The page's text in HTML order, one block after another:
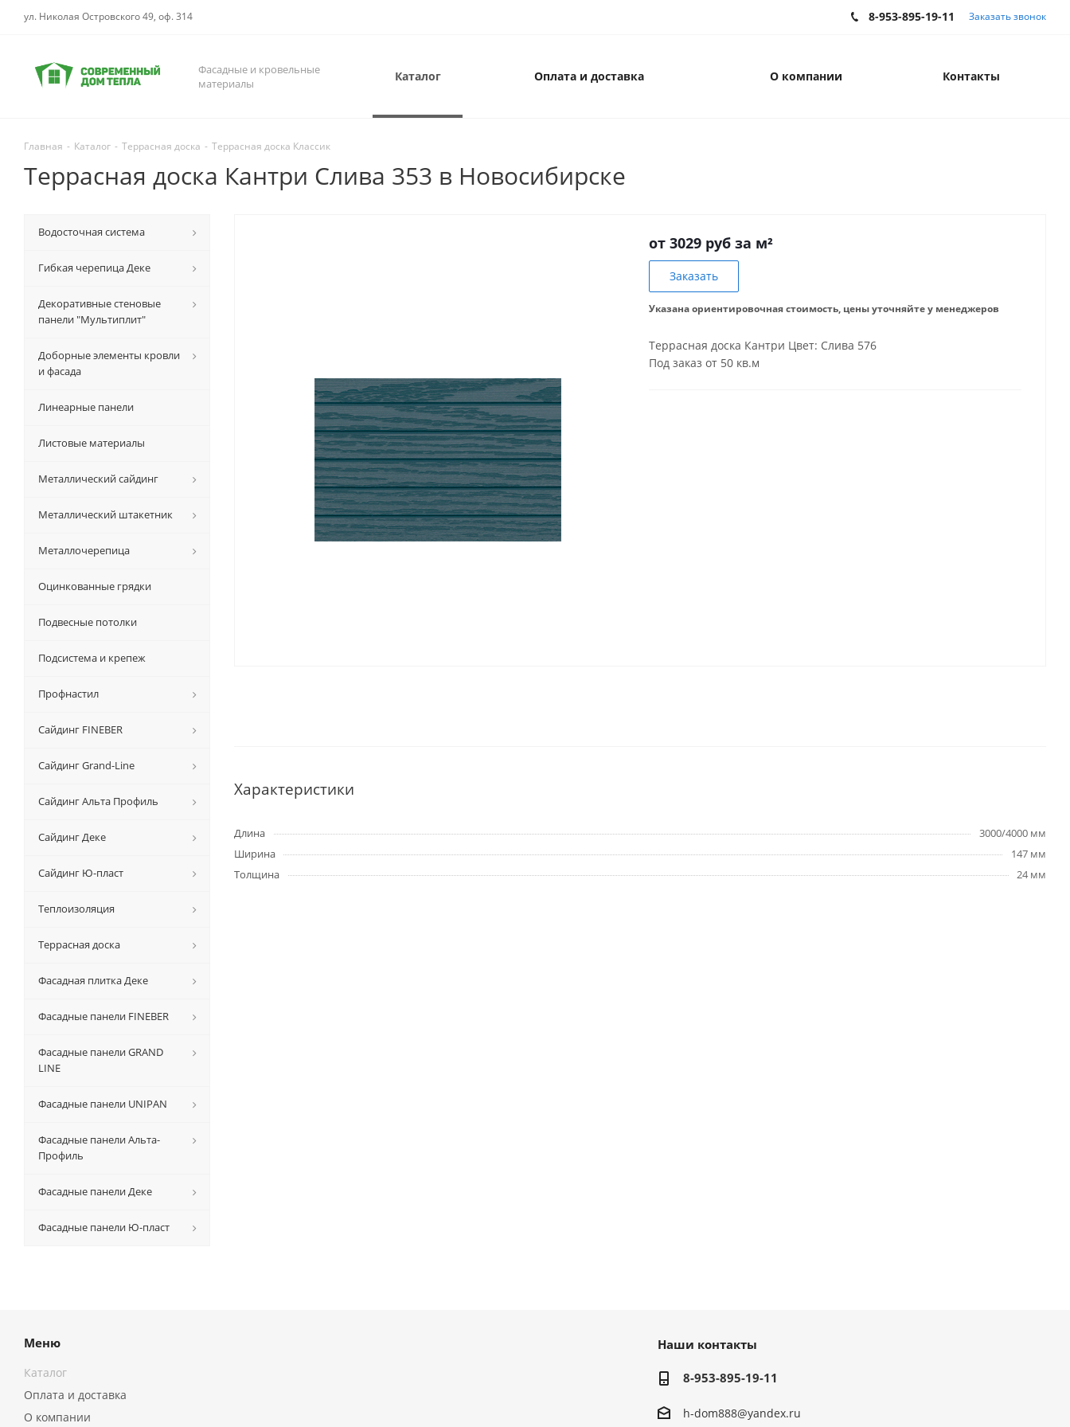
ул. Николая Островского 49, оф. 314 8-953-895-19-11 Заказать звонок
Фасадные и кровельные
материалы
Каталог Оплата и доставка О компании Контакты
Главная - Каталог - Террасная доска - Террасная доска Классик
Террасная доска Кантри Слива 353 в Новосибирске
от 3029 руб за м²
Заказать
Указана ориентировочная стоимость, цены уточняйте у менеджеров
Террасная доска Кантри Цвет: Слива 576
Под заказ от 50 кв.м
Характеристики
Длина
3000/4000 мм
Ширина
147 мм
Толщина
24 мм
Водосточная система
Гибкая черепица Деке
Декоративные стеновые
панели "Мультиплит"
Доборные элементы кровли
и фасада
Линеарные панели
Листовые материалы
Металлический сайдинг
Металлический штакетник
Металлочерепица
Оцинкованные грядки
Подвесные потолки
Подсистема и крепеж
Профнастил
Сайдинг FINEBER
Сайдинг Grand-Line
Сайдинг Альта Профиль
Сайдинг Деке
Сайдинг Ю-пласт
Теплоизоляция
Террасная доска
Фасадная плитка Деке
Фасадные панели FINEBER
Фасадные панели GRAND
LINE
Фасадные панели UNIPAN
Фасадные панели Альта-
Профиль
Фасадные панели Деке
Фасадные панели Ю-пласт
Меню
Каталог
Оплата и доставка
О компании
Наши контакты
8-953-895-19-11
h-dom888@yandex.ru